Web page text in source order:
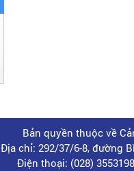
Bản quyền thuộc về
Địa chỉ: 292/37/6-8, đường
Điện thoại: (028)